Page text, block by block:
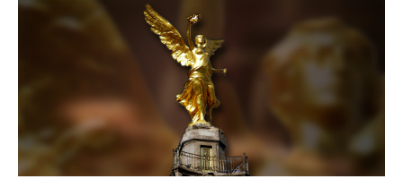
381 Articulos